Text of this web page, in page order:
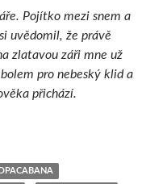
Pojítko mezi snem a
uvědomil, že právě
zlatavou záři mne už
pro nebeský klid a
přichází.